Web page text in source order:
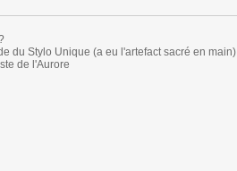
du Stylo Unique (a eu l'artefact sacré en
de l'Aurore